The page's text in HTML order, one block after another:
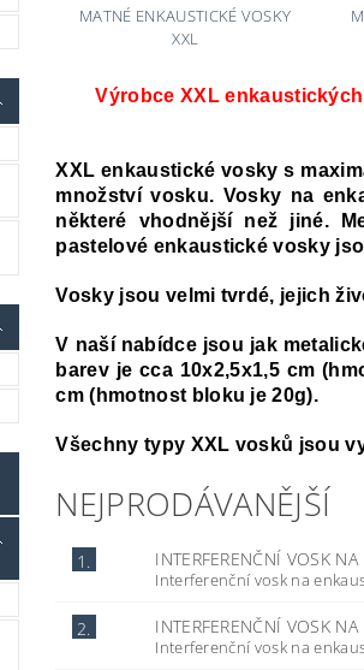
MATNÉ ENKAUSTICKÉ VOSKY
XXL
Výrobce XXL
XXL enkaustické vosky s
množství vosku. Vosky na
některé vhodnější než jiné.
pastelové enkaustické vosky
Vosky jsou velmi tvrdé, jejich
V naší nabídce jsou jak
barev je cca 10x2,5x1,5 cm
cm (hmotnost bloku je 20g).
Všechny typy XXL vosků jsou
NEJPRODÁVANĚJŠÍ
1. INTERFERENČNÍ VOSK
Interferenční vosk na
2. INTERFERENČNÍ VOSK
Interferenční vosk na